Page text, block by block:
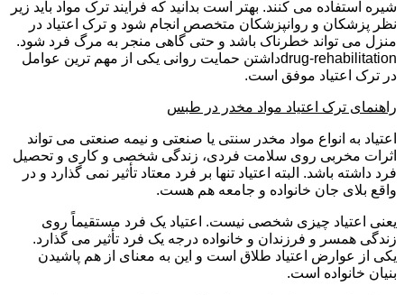
شیره استفاده می کنند. بهتر است بدانید که فرایند ترک مواد باید زیر
نظر پزشکان و روانپزشکان متخصص انجام شود و ترک اعتیاد در
منزل می تواند خطرناک باشد و حتی گاهی منجر به مرگ فرد شود.
drug-rehabilitationداشتن حمایت روانی یکی از مهم ترین عوامل
در ترک اعتیاد موفق است.
راهنمای ترک اعتیاد مواد مخدر در طبس
اعتیاد به انواع مواد مخدر سنتی یا صنعتی و نیمه صنعتی می تواند
اثرات مخربی روی سلامت فردی، زندگی شخصی و کاری و تحصیل
فرد داشته باشد. البته اعتیاد تنها بر فرد معتاد تأثیر نمی گذارد و در
واقع بلای جان خانواده و جامعه هم هست.
یعنی اعتیاد چیزی شخصی نیست. اعتیاد یک فرد مستقیماً روی
زندگی همسر و فرزندان و خانواده درجه یک فرد تأثیر می گذارد.
یکی از عوارض اعتیاد طلاق است و این به معنای از هم پاشیدن
بنیان خانواده است.